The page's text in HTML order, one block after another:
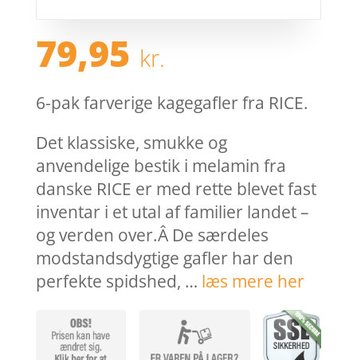
79,95 kr.
6-pak farverige kagegafler fra RICE.
Det klassiske, smukke og
anvendelige bestik i melamin fra
danske RICE er med rette blevet fast
inventar i et utal af familier landet –
og verden over.Â De særdeles
modstandsdygtige gafler har den
perfekte spidshed, … læs mere her